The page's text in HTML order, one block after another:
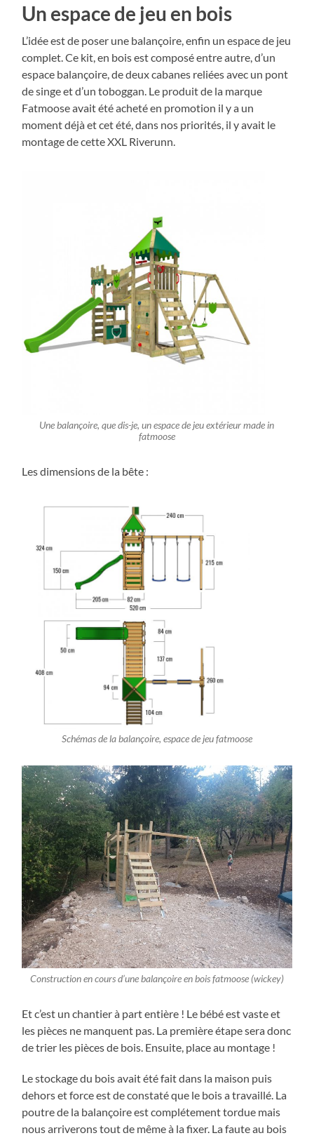
Un espace de jeu en bois
L’idée est de poser une balançoire, enfin un espace de jeu
complet. Ce kit, en bois est composé entre autre, d’un
espace balançoire, de deux cabanes reliées avec un pont
de singe et d’un toboggan. Le produit de la marque
Fatmoose avait été acheté en promotion il y a un
moment déjà et cet été, dans nos priorités, il y avait le
montage de cette XXL Riverunn.
Une balançoire, que dis-je, un espace de jeu extérieur made in
fatmoose
Les dimensions de la bête :
Schémas de la balançoire, espace de jeu fatmoose
Construction en cours d’une balançoire en bois fatmoose (wickey)
Et c’est un chantier à part entière ! Le bébé est vaste et
les pièces ne manquent pas. La première étape sera donc
de trier les pièces de bois. Ensuite, place au montage !
Le stockage du bois avait été fait dans la maison puis
dehors et force est de constaté que le bois a travaillé. La
poutre de la balançoire est complétement tordue mais
nous arriverons tout de même à la fixer. La faute au bois